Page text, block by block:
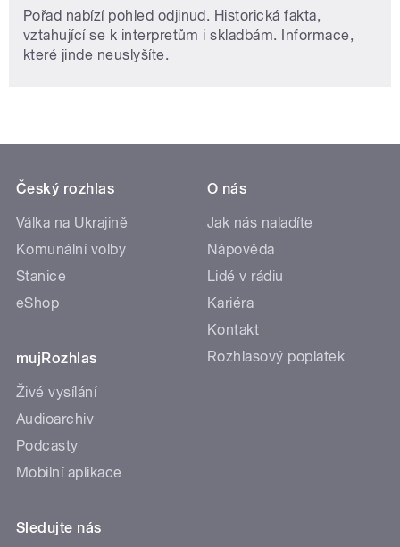
Pořad nabízí pohled odjinud. Historická fakta,
vztahující se k interpretům i skladbám. Informace,
které jinde neuslyšíte.
Český rozhlas
Válka na Ukrajině
Komunální volby
Stanice
eShop
mujRozhlas
Živé vysílání
Audioarchiv
Podcasty
Mobilní aplikace
O nás
Jak nás naladíte
Nápověda
Lidé v rádiu
Kariéra
Kontakt
Rozhlasový poplatek
Sledujte nás